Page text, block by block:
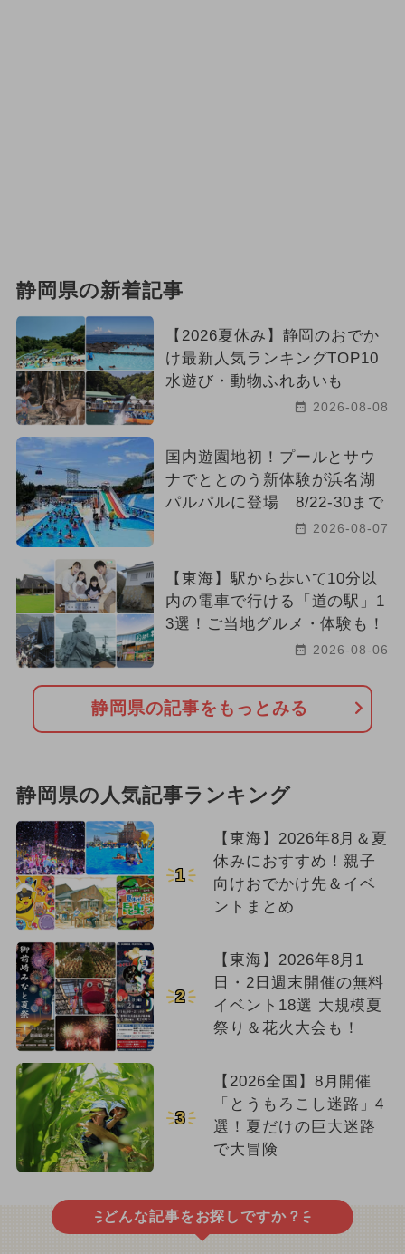
静岡県の新着記事
【2026夏休み】静岡のおでか
け最新人気ランキングTOP10
水遊び・動物ふれあいも
2026-08-08
国内遊園地初！プールとサウ
ナでととのう新体験が浜名湖
パルパルに登場 8/22-30まで
2026-08-07
【東海】駅から歩いて10分以
内の電車で行ける「道の駅」1
3選！ご当地グルメ・体験も！
2026-08-06
静岡県の記事をもっとみる
静岡県の人気記事ランキング
1
【東海】2026年8月＆夏
休みにおすすめ！親子
向けおでかけ先＆イベ
ントまとめ
2
【東海】2026年8月1
日・2日週末開催の無料
イベント18選 大規模夏
祭り＆花火大会も！
3
【2026全国】8月開催
「とうもろこし迷路」4
選！夏だけの巨大迷路
で大冒険
どんな記事をお探しですか？